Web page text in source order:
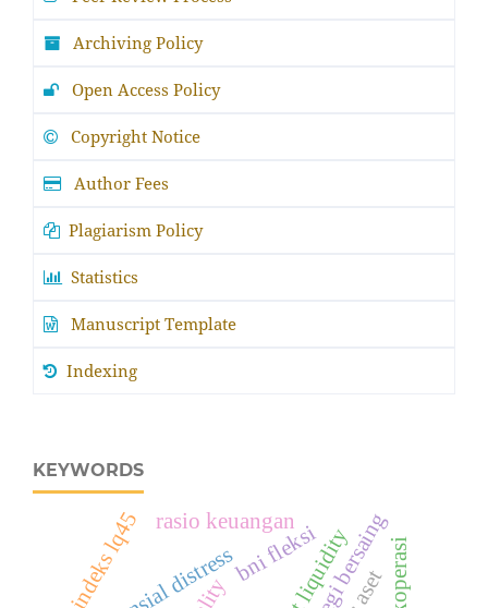
Archiving Policy
Open Access Policy
Copyright Notice
Author Fees
Plagiarism Policy
Statistics
Manuscript Template
Indexing
KEYWORDS
bni fleksi koperasi
rasio keuangan
indeks lq45